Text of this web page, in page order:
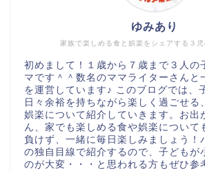
家族で楽しめる食と娯楽をシェアする３
ゆみあり
初めまして！１歳から７歳まで３人の
マです＾＾数名のママライターさんと
を運営しています♪ このブログでは、
日々余裕を持ちながら楽しく過ごせる
娯楽について紹介していきます。お出
ん、家でも楽しめる食や娯楽について
負けず、一緒に毎日楽しみましょう！
の独自目線で紹介するので、子どもが
のが大変・・・と思われる方もぜひ参